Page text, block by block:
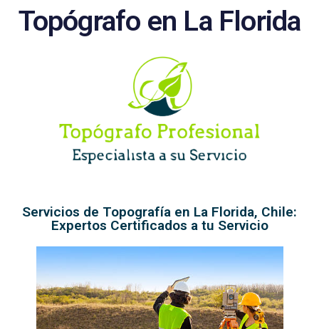
Topógrafo en La Florida
Servicios de Topografía en La Florida, Chile:
Expertos Certificados a tu Servicio